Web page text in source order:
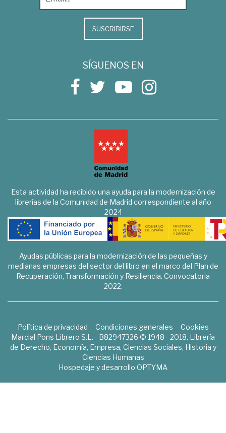
SUSCRIBIRSE
SÍGUENOS EN
Esta actividad ha recibido una ayuda para la modernización de
librerías de la Comunidad de Madrid correspondiente al año
2024
Ayudas públicas para la modernización de las pequeñas y
medianas empresas del sector del libro en el marco del Plan de
Recuperación, Transformación y Resiliencia. Convocatoria
2022.
Política de privacidad Condiciones generales
Cookies
Marcial Pons Librero S.L. - B82947326 © 1948 - 2018. Librería
de Derecho, Economía, Empresa, Ciencias Sociales, Historia y
Ciencias Humanas
Hospedaje y desarrollo OPTYMA